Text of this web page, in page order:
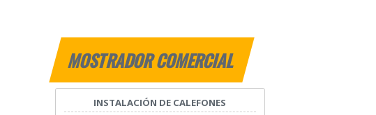
MOSTRADOR COMERCIAL
INSTALACIÓN DE CALEFONES